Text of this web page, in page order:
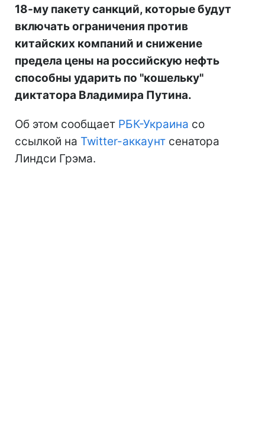
18-му пакету санкций, которые будут
включать ограничения против
китайских компаний и снижение
предела цены на российскую нефть
способны ударить по "кошельку"
диктатора Владимира Путина.
Об этом сообщает РБК-Украина со
ссылкой на Twitter-аккаунт сенатора
Линдси Грэма.